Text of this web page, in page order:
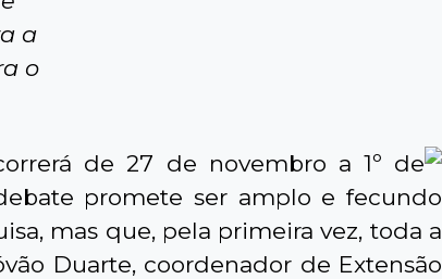
a
o
de 27 de novembro a 1º de
promete ser amplo e fecundo
mas que, pela primeira vez, toda a
Duarte, coordenador de Extensão